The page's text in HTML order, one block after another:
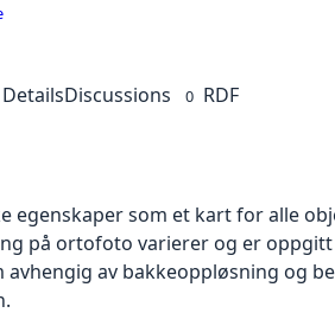
DetailsDiscussions 0 RDF
egenskaper som et kart for alle
på ortofoto varierer og er
avhengig av bakkeoppløsning og